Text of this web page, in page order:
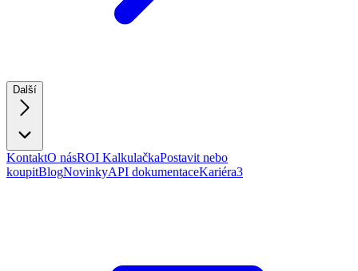
Další
KontaktO násROI KalkulačkaPostavit nebo
koupitBlogNovinkyAPI dokumentaceKariéra3